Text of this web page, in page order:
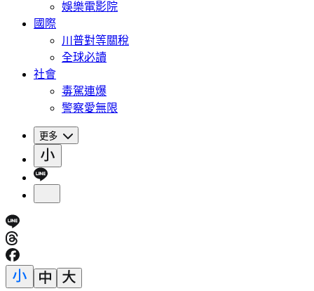
娛樂電影院
國際
川普對等關稅
全球必讀
社會
毒駕連爆
警察愛無限
更多